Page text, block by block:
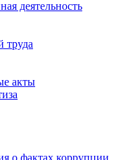
деятельность
труда
акты
о фактах коррупции